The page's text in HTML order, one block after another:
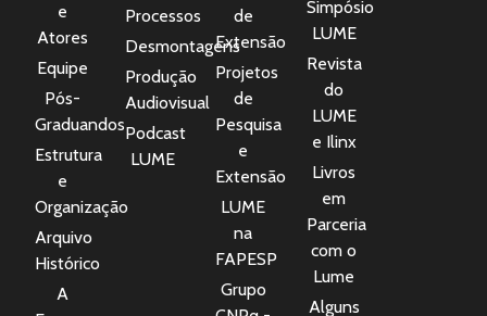
e
Atores
Equipe
Pós-
Graduandos
Estrutura
e
Organização
Arquivo
Histórico
A
Processos
Desmontagens
Produção
Audiovisual
Podcast
LUME
de
Extensão
Projetos
de
Pesquisa
e
Extensão
LUME
na
FAPESP
Grupo
Simpósio
LUME
Revista
do
LUME
e Ilinx
Livros
em
Parceria
com o
Lume
Alguns